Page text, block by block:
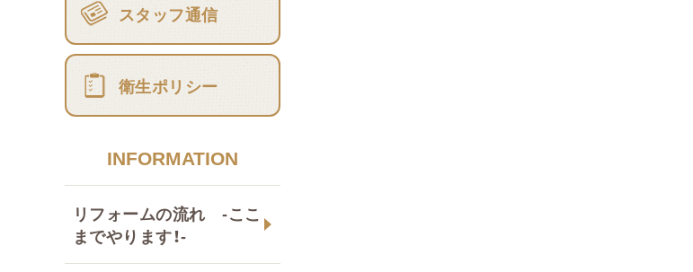
スタッフ通信
衛生ポリシー
INFORMATION
リフォームの流れ -ここ
までやります！-